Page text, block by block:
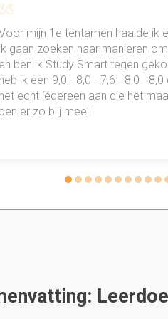
met veranderde zelf)
mijn 1e tentamen haalde ik
ik gaan zoeken naar manieren
en ben ik Study Smart tegen
heb ik een 9,0 - 8,0 - 7,6 - 8,0 -
het echt íédereen aan die het
ben er zo blij mee!!